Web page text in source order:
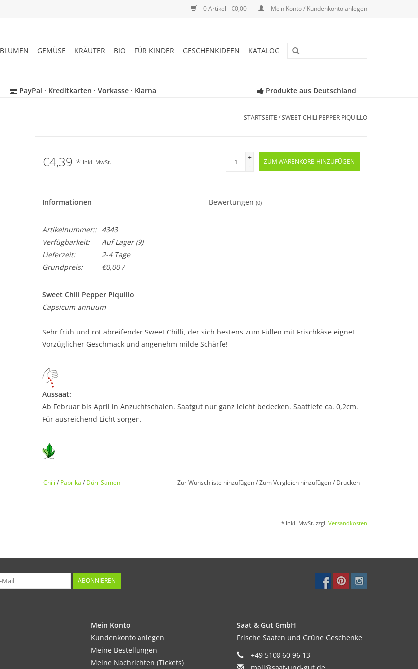
0 Artikel - €0,00 Mein Konto / Kundenkonto anlegen
BLUMEN GEMÜSE KRÄUTER BIO FÜR KINDER GESCHENKIDEEN KATALOG
PayPal · Kreditkarten · Vorkasse · Klarna Produkte aus Deutschland
STARTSEITE /SWEET CHILI PEPPER PIQUILLO
€4,39 * Inkl. MwSt.
+
-
ZUM WARENKORB HINZUFÜGEN
Informationen Bewertungen(0)
Artikelnummer::
4343
Verfügbarkeit:
Auf Lager(9)
Lieferzeit:
2-4 Tage
Grundpreis:
€0,00 /
Sweet Chili Pepper Piquillo
Capsicum annuum
Sehr früh und rot abreifender Sweet Chilli, der sich bestens zum Füllen mit Frischkäse eignet.
Vorzüglicher Geschmack und angenehm milde Schärfe!
Aussaat:
Ab Februar bis April in Anzuchtschalen. Saatgut nur ganz leicht bedecken. Saattiefe ca. 0,2cm.
Für ausreichend Licht sorgen.
Möglichst sonnig und warm, windgeschützt. Tiefgründiger, gelockerter, humoser und
gleichmäßig feuchter Boden. Starkzehrer, regelmäßige Düngergabe.
Chili / Paprika / Dürr Samen Zur Wunschliste hinzufügen/Zum Vergleich hinzufügen/ Drucken
* Inkl. MwSt. zzgl. Versandkosten
ABONNIEREN
Mein Konto
Kundenkonto anlegen
Meine Bestellungen
Meine Nachrichten (Tickets)
Saat & Gut GmbH
Frische Saaten und Grüne Geschenke
+49 5108 60 96 13